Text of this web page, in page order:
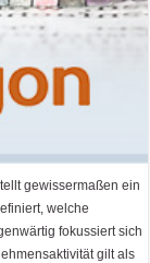
gewissermaßen ein
welche
fokussiert sich
gilt als